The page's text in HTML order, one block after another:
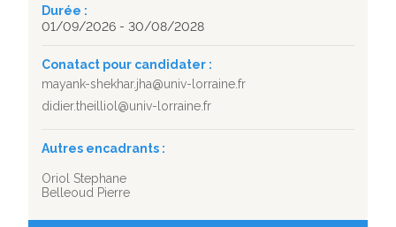
Durée :
01/09/2026 - 30/08/2028
Conatact pour candidater :
mayank-shekhar.jha@univ-lorraine.fr
didier.theilliol@univ-lorraine.fr
Autres encadrants :
Oriol Stephane
Belleoud Pierre